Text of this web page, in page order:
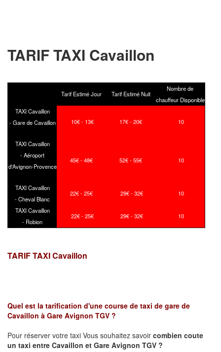
TARIF TAXI Cavaillon
Tarif Estimé Jour Tarif Estimé Nuit
Nombre de
chauffeur Disponible
TAXI Cavaillon
- Gare de Cavaillon
10€ - 13€ 17€ - 20€ 10
TAXI Cavaillon
- Aéroport
d'Avignon-Provence
45€ - 48€ 52€ - 55€ 10
TAXI Cavaillon
- Cheval Blanc
22€ - 25€ 29€ - 32€ 10
TAXI Cavaillon
- Robion
22€ - 25€ 29€ - 32€ 10
TARIF TAXI Cavaillon
Quel est la tarification d'une course de taxi de gare de
Cavaillon à Gare Avignon TGV ?
Pour réserver votre taxi Vous souhaitez savoir combien coute
un taxi entre Cavaillon et Gare Avignon TGV ?